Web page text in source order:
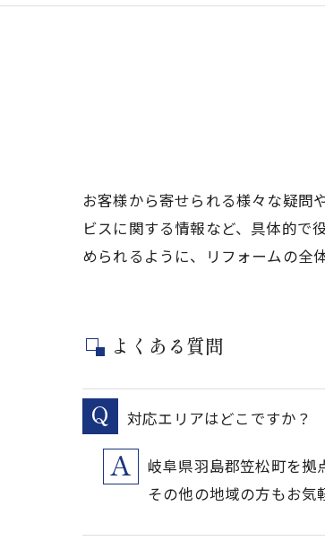
お客様から寄せられる様々な疑問
ビスに関する情報など、具体的で
められるように、リフォームの全
よくある質問
対応エリアはどこですか？
岐阜県羽島郡笠松町を拠
その他の地域の方もお気